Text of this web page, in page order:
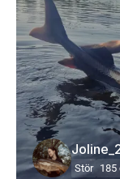
Stör 185